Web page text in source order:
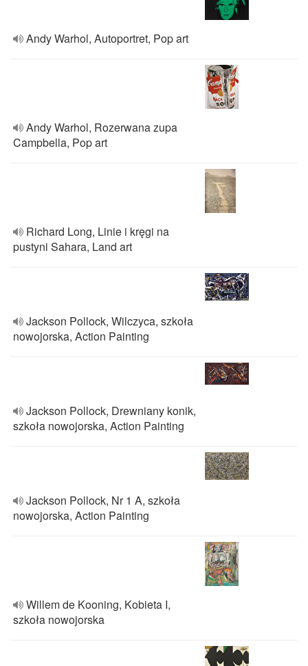
Andy Warhol, Autoportret, Pop art
Andy Warhol, Rozerwana zupa
Campbella, Pop art
Richard Long, Linie i kręgi na
pustyni Sahara, Land art
Jackson Pollock, Wilczyca, szkoła
nowojorska, Action Painting
Jackson Pollock, Drewniany konik,
szkoła nowojorska, Action Painting
Jackson Pollock, Nr 1 A, szkoła
nowojorska, Action Painting
Willem de Kooning, Kobieta I,
szkoła nowojorska